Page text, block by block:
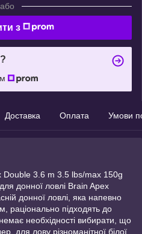
або
з
Доставка Оплата Умови
Double 3.6 m 3.5 lbs/max 150g
донної ловлі Brain Apex
донної ловлі, яка напевно
раціонально підходять до
необхідності вибирати, що
для лову різноманітної білої